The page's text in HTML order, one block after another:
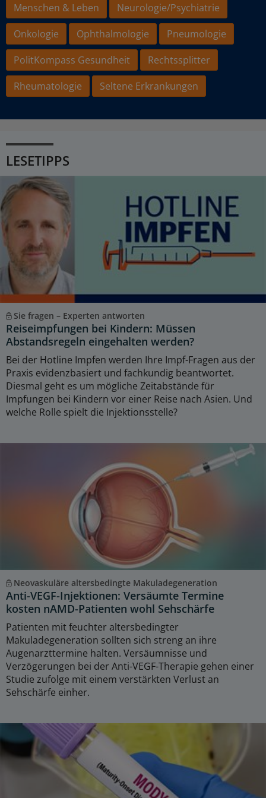
Menschen & Leben
Neurologie/Psychiatrie
Onkologie
Ophthalmologie
Pneumologie
PolitKompass Gesundheit
Rechtssplitter
Rheumatologie
Seltene Erkrankungen
LESETIPPS
Sie fragen – Experten antworten
Reiseimpfungen bei Kindern: Müssen
Abstandsregeln eingehalten werden?
Bei der Hotline Impfen werden Ihre Impf-Fragen aus der
Praxis evidenzbasiert und fachkundig beantwortet.
Diesmal geht es um mögliche Zeitabstände für
Impfungen bei Kindern vor einer Reise nach Asien. Und
welche Rolle spielt die Injektionsstelle?
Neovaskuläre altersbedingte Makuladegeneration
Anti-VEGF-Injektionen: Versäumte Termine
kosten nAMD-Patienten wohl Sehschärfe
Patienten mit feuchter altersbedingter
Makuladegeneration sollten sich streng an ihre
Augenarzttermine halten. Versäumnisse und
Verzögerungen bei der Anti-VEGF-Therapie gehen einer
Studie zufolge mit einem verstärkten Verlust an
Sehschärfe einher.